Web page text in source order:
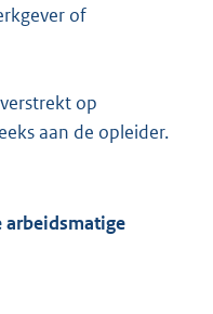
of
op
aan de opleider.